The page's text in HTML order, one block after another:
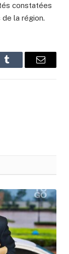
constatées
la région.
Tumblr Email